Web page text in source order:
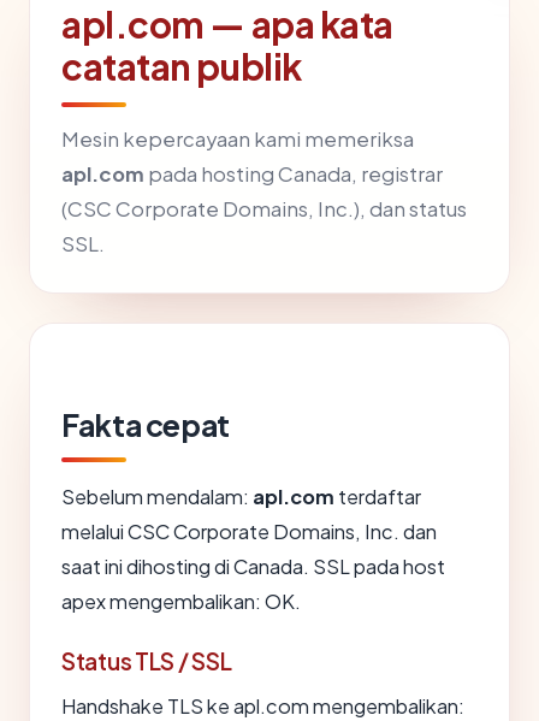
apl.com — apa kata
catatan publik
Mesin kepercayaan kami memeriksa
apl.com pada hosting Canada, registrar
(CSC Corporate Domains, Inc.), dan status
SSL.
Fakta cepat
Sebelum mendalam: apl.com terdaftar
melalui CSC Corporate Domains, Inc. dan
saat ini dihosting di Canada. SSL pada host
apex mengembalikan: OK.
Status TLS / SSL
Handshake TLS ke apl.com mengembalikan: